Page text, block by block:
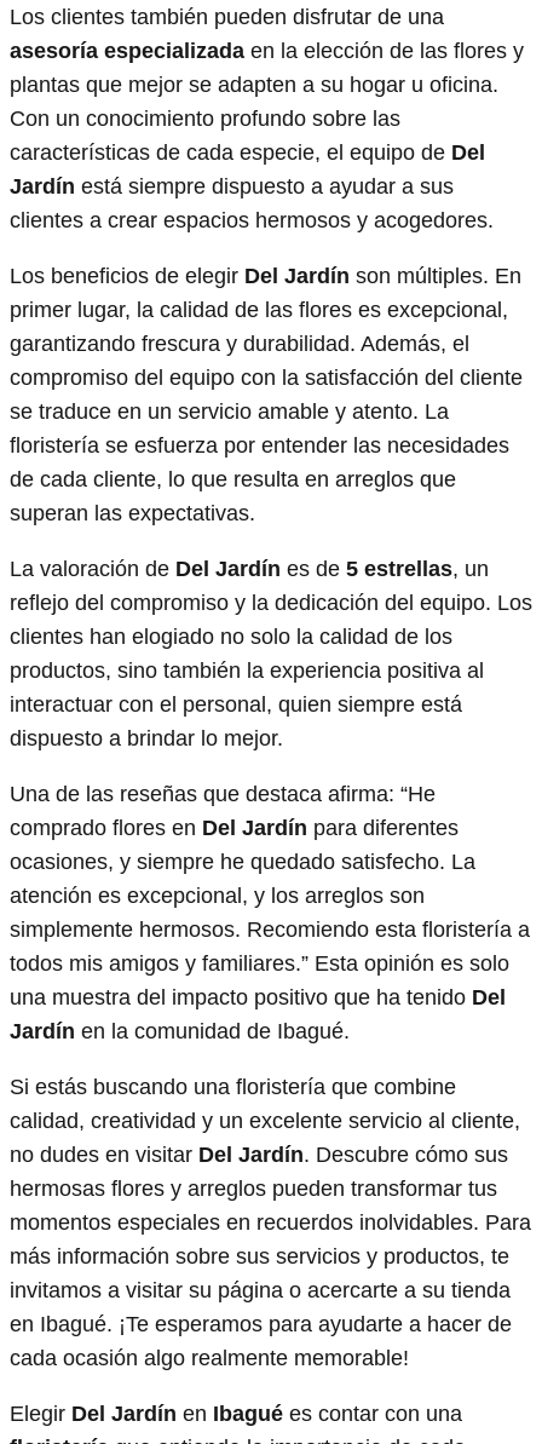
Los clientes también pueden disfrutar de una
asesoría especializada en la elección de las flores y
plantas que mejor se adapten a su hogar u oficina.
Con un conocimiento profundo sobre las
características de cada especie, el equipo de Del
Jardín está siempre dispuesto a ayudar a sus
clientes a crear espacios hermosos y acogedores.
Los beneficios de elegir Del Jardín son múltiples. En
primer lugar, la calidad de las flores es excepcional,
garantizando frescura y durabilidad. Además, el
compromiso del equipo con la satisfacción del cliente
se traduce en un servicio amable y atento. La
floristería se esfuerza por entender las necesidades
de cada cliente, lo que resulta en arreglos que
superan las expectativas.
La valoración de Del Jardín es de 5 estrellas, un
reflejo del compromiso y la dedicación del equipo. Los
clientes han elogiado no solo la calidad de los
productos, sino también la experiencia positiva al
interactuar con el personal, quien siempre está
dispuesto a brindar lo mejor.
Una de las reseñas que destaca afirma: “He
comprado flores en Del Jardín para diferentes
ocasiones, y siempre he quedado satisfecho. La
atención es excepcional, y los arreglos son
simplemente hermosos. Recomiendo esta floristería a
todos mis amigos y familiares.” Esta opinión es solo
una muestra del impacto positivo que ha tenido Del
Jardín en la comunidad de Ibagué.
Si estás buscando una floristería que combine
calidad, creatividad y un excelente servicio al cliente,
no dudes en visitar Del Jardín. Descubre cómo sus
hermosas flores y arreglos pueden transformar tus
momentos especiales en recuerdos inolvidables. Para
más información sobre sus servicios y productos, te
invitamos a visitar su página o acercarte a su tienda
en Ibagué. ¡Te esperamos para ayudarte a hacer de
cada ocasión algo realmente memorable!
Elegir Del Jardín en Ibagué es contar con una